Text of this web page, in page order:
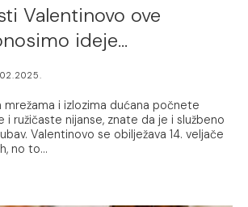
Valentinovo ove
ideje…
mrežama i izlozima dućana počnete
i ružičaste nijanse, znate da je i službeno
Valentinovo se obilježava 14. veljače
no to...